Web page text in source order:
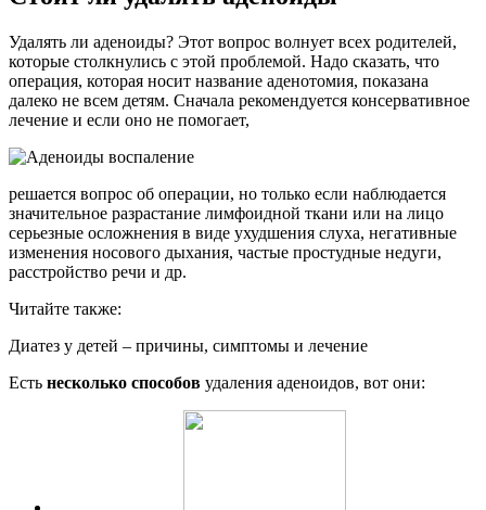
Удалять ли аденоиды? Этот вопрос волнует всех родителей,
которые столкнулись с этой проблемой. Надо сказать, что
операция, которая носит название аденотомия, показана
далеко не всем детям. Сначала рекомендуется консервативное
лечение и если оно не помогает,
решается вопрос об операции, но только если наблюдается
значительное разрастание лимфоидной ткани или на лицо
серьезные осложнения в виде ухудшения слуха, негативные
изменения носового дыхания, частые простудные недуги,
расстройство речи и др.
Читайте также:
Диатез у детей – причины, симптомы и лечение
Есть несколько способов удаления аденоидов, вот они: